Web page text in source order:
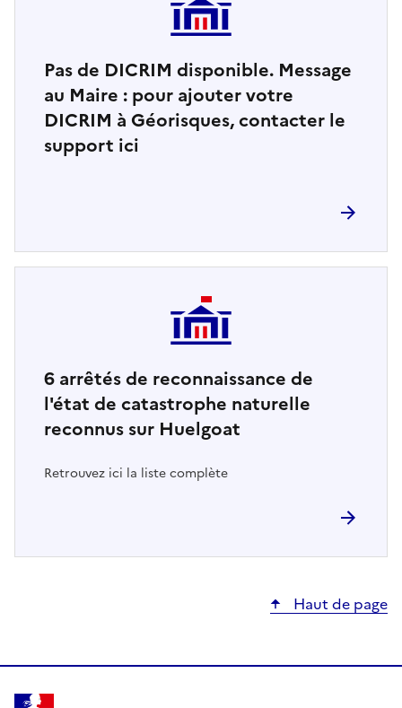
Pas de DICRIM disponible. Message
au Maire : pour ajouter votre
DICRIM à Géorisques, contacter le
support ici
6 arrêtés de reconnaissance de
l'état de catastrophe naturelle
reconnus sur Huelgoat
Retrouvez ici la liste complète
Haut de page